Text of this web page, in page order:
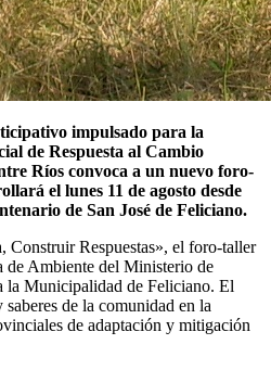
impulsado para la
de Respuesta al Cambio
Ríos convoca a un nuevo foro-
el lunes 11 de agosto desde
de San José de Feliciano.
Construir Respuestas», el foro-taller
de Ambiente del Ministerio de
la Municipalidad de Feliciano. El
de la comunidad en la
de adaptación y mitigación